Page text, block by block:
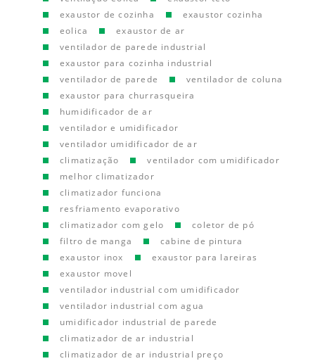
exaustor de cozinha
exaustor cozinha
eolica
exaustor de ar
ventilador de parede industrial
exaustor para cozinha industrial
ventilador de parede
ventilador de coluna
exaustor para churrasqueira
humidificador de ar
ventilador e umidificador
ventilador umidificador de ar
climatização
ventilador com umidificador
melhor climatizador
climatizador funciona
resfriamento evaporativo
climatizador com gelo
coletor de pó
filtro de manga
cabine de pintura
exaustor inox
exaustor para lareiras
exaustor movel
ventilador industrial com umidificador
ventilador industrial com agua
umidificador industrial de parede
climatizador de ar industrial
climatizador de ar industrial preço